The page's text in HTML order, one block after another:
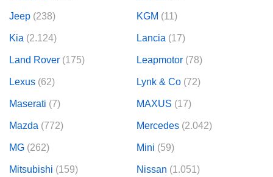
Jeep (238) KGM (11)
Kia (2.124) Lancia (17)
Land Rover (175) Leapmotor (78)
Lexus (62) Lynk & Co (72)
Maserati (7) MAXUS (17)
Mazda (772) Mercedes (2.042)
MG (262) Mini (59)
Mitsubishi (159) Nissan (1.051)